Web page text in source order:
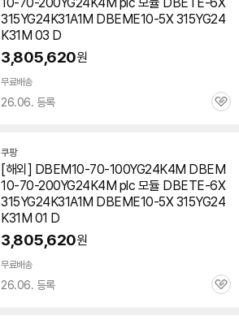
315YG24K31A1M DBEME10-5X 315YG24
K31M 03 D
3,805,620원
무료배송
26.06. 등록
관
쿠팡
[해외] DBEM10-70-100YG24K4M DBEM
10-70-200YG24K4M plc 모듈 DBETE-6X
315YG24K31A1M DBEME10-5X 315YG24
K31M 01 D
3,805,620원
무료배송
26.06. 등록
관